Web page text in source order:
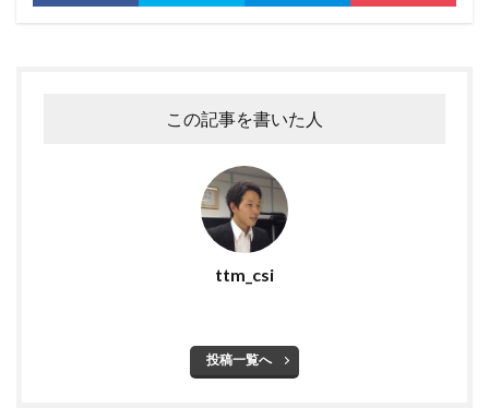
この記事を書いた人
ttm_csi
投稿一覧へ